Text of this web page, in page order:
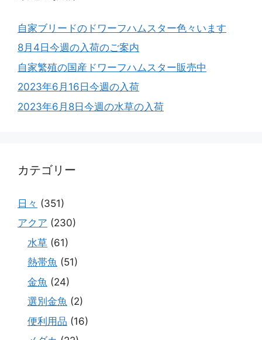
自家ブリードのドワーフハムスター色々います
8月4日今週の入荷のご案内
自家繁殖の国産ドワーフハムスター販売中
2023年6月16日今週の入荷
2023年6月8日今週の水草の入荷
カテゴリー
日々 (351)
アクア (230)
水草 (61)
熱帯魚 (51)
金魚 (24)
選別金魚 (2)
便利用品 (16)